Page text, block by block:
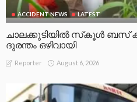
ACCIDENT NEWS LATEST
ചാലക്കുടിയിൽ സ്‌കൂൾ ബസ്
ദുരന്തം ഒഴിവായി
Reporter August 6, 2026